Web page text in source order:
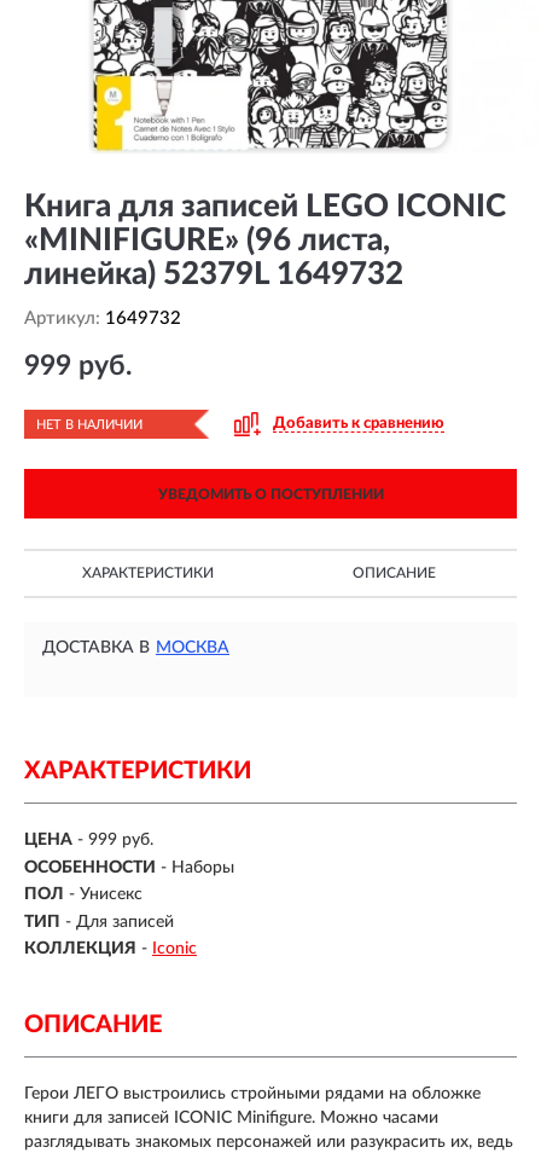
Книга для записей LEGO ICONIC
«MINIFIGURE» (96 листа,
линейка) 52379L 1649732
Артикул: 1649732
999 руб.
НЕТ В НАЛИЧИИ Добавить к сравнению
УВЕДОМИТЬ О ПОСТУПЛЕНИИ
ХАРАКТЕРИСТИКИ ОПИСАНИЕ
ДОСТАВКА В МОСКВА
ХАРАКТЕРИСТИКИ
ЦЕНА - 999 руб.
ОСОБЕННОСТИ - Наборы
ПОЛ - Унисекс
ТИП - Для записей
КОЛЛЕКЦИЯ - Iconic
ОПИСАНИЕ
Герои ЛЕГО выстроились стройными рядами на обложке
книги для записей ICONIC Minifigure. Можно часами
разглядывать знакомых персонажей или разукрасить их, ведь